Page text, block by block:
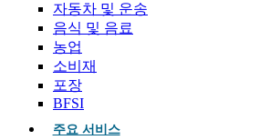
자동차 및 운송
음식 및 음료
농업
소비재
포장
BFSI
주요 서비스